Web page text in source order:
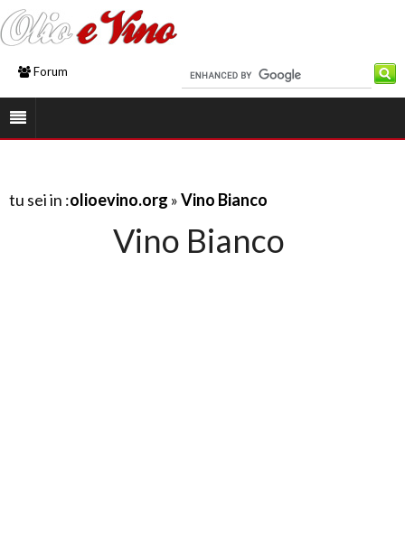
Forum
tu sei in :olioevino.org »Vino Bianco
Vino Bianco